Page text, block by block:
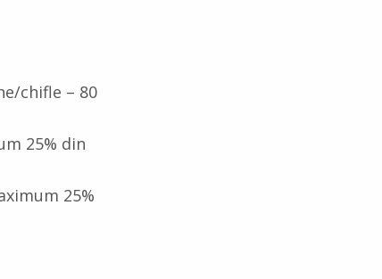
chifle – 80
25% din
25%